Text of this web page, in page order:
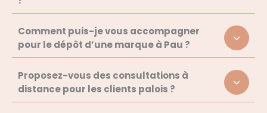
Comment puis-je vous accompagner
pour le dépôt d’une marque à Pau ?
Proposez-vous des consultations à
distance pour les clients palois ?